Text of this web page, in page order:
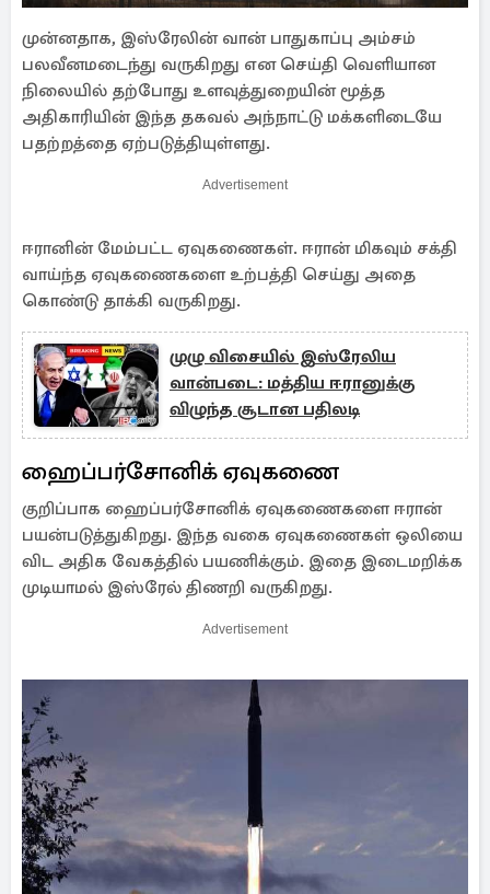
முன்னதாக, இஸ்ரேலின் வான் பாதுகாப்பு அம்சம்
பலவீனமடைந்து வருகிறது என செய்தி வெளியான
நிலையில் தற்போது உளவுத்துறையின் மூத்த
அதிகாரியின் இந்த தகவல் அந்நாட்டு மக்களிடையே
பதற்றத்தை ஏற்படுத்தியுள்ளது.
Advertisement
ஈரானின் மேம்பட்ட ஏவுகணைகள். ஈரான் மிகவும் சக்தி
வாய்ந்த ஏவுகணைகளை உற்பத்தி செய்து அதை
கொண்டு தாக்கி வருகிறது.
முழு விசையில் இஸ்ரேலிய
வான்படை: மத்திய ஈரானுக்கு
விழுந்த சூடான பதிலடி
ஹைப்பர்சோனிக் ஏவுகணை
குறிப்பாக ஹைப்பர்சோனிக் ஏவுகணைகளை ஈரான்
பயன்படுத்துகிறது. இந்த வகை ஏவுகணைகள் ஒலியை
விட அதிக வேகத்தில் பயணிக்கும். இதை இடைமறிக்க
முடியாமல் இஸ்ரேல் திணறி வருகிறது.
Advertisement